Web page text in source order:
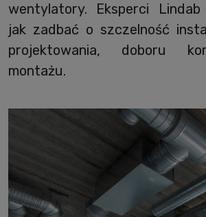
wentylatory. Eksperci Lindab
jak zadbać o szczelność
projektowania, doboru
montażu.